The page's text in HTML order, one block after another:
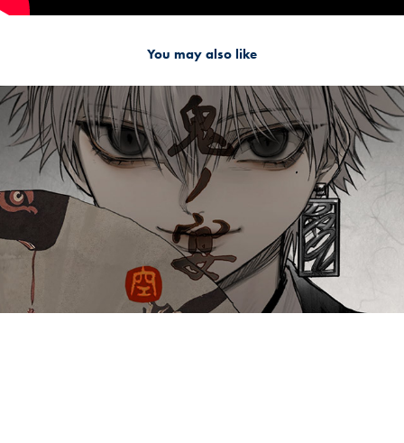
You may also like
2024
鬼ノ宴 (귀신의 잔치)┃Raon